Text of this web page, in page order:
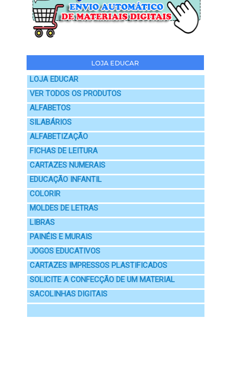
LOJA EDUCAR
LOJA EDUCAR
VER TODOS OS PRODUTOS
ALFABETOS
SILABÁRIOS
ALFABETIZAÇÃO
FICHAS DE LEITURA
CARTAZES NUMERAIS
EDUCAÇÃO INFANTIL
COLORIR
MOLDES DE LETRAS
LIBRAS
PAINÉIS E MURAIS
JOGOS EDUCATIVOS
CARTAZES IMPRESSOS PLASTIFICADOS
SOLICITE A CONFECÇÃO DE UM MATERIAL
SACOLINHAS DIGITAIS